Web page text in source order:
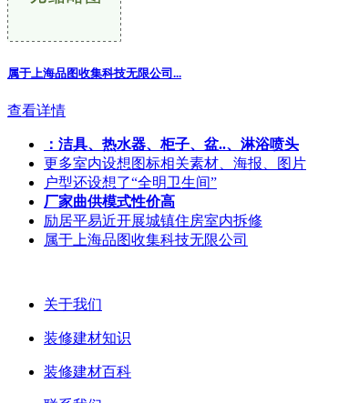
属于上海品图收集科技无限公司...
查看详情
：洁具、热水器、柜子、盆..、淋浴喷头
更多室内设想图标相关素材、海报、图片
户型还设想了“全明卫生间”
厂家曲供模式性价高
励居平易近开展城镇住房室内拆修
属于上海品图收集科技无限公司
关于我们
装修建材知识
装修建材百科